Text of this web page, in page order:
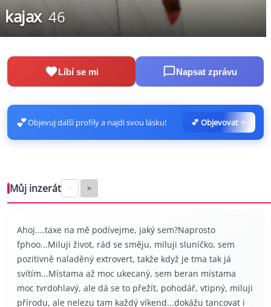
kajax 46
Líbí se mi Napsat zprávu
💕Objevuj další profily a najdi svou lásku! 💕 Objevovat
Můj inzerát < >
Ahoj....taxe na mě podívejme, jaký sem?Naprosto
fphoo...Miluji život, rád se směju, miluji sluníčko, sem
pozitivně naladěný extrovert, takže když je tma tak já
svítím...Místama až moc ukecaný, sem beran místama
moc tvrdohlavý, ale dá se to přežít, pohodář, vtipný, miluji
přírodu, ale nelezu tam každý víkend...dokážu tancovat i